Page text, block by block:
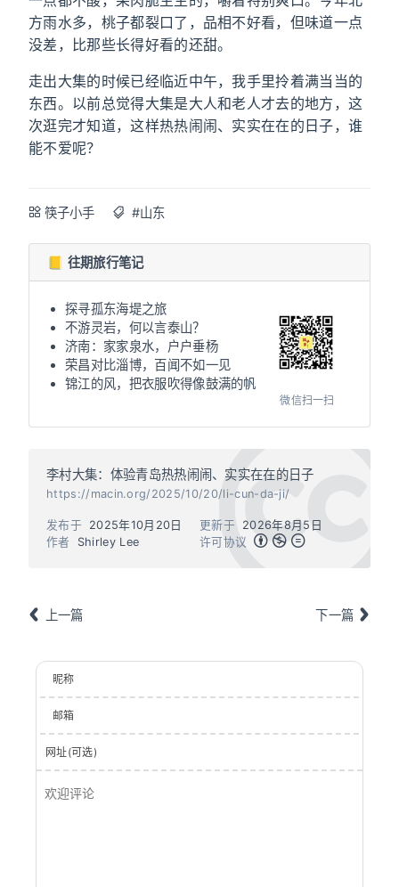
方雨水多，桃子都裂口了，品相不好看，但味道一点
没差，比那些长得好看的还甜。
走出大集的时候已经临近中午，我手里拎着满当当的
东西。以前总觉得大集是大人和老人才去的地方，这
次逛完才知道，这样热热闹闹、实实在在的日子，谁
能不爱呢？
筷子小手 #山东
📒 往期旅行笔记
探寻孤东海堤之旅
不游灵岩，何以言泰山？
济南：家家泉水，户户垂杨
荣昌对比淄博，百闻不如一见
锦江的风，把衣服吹得像鼓满的帆
微信扫一扫
李村大集：体验青岛热热闹闹、实实在在的日子
https://macin.org/2025/10/20/li-cun-da-ji/
作者 Shirley Lee
发布于 2025年10月20日 更新于
2026年8月5日
许可协议
上一篇 下一篇
昵称
邮箱
网址(可选)